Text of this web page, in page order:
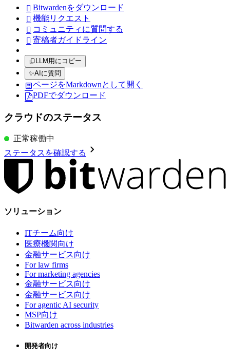
 Bitwardenをダウンロード
 機能リクエスト
 コミュニティに質問する
 寄稿者ガイドライン
LLM用にコピー
✨AIに質問
ページをMarkdownとして開く
PDFでダウンロード
クラウドのステータス
正常稼働中
ステータスを確認する
ソリューション
ITチーム向け
医療機関向け
金融サービス向け
For law firms
For marketing agencies
金融サービス向け
金融サービス向け
For agentic AI security
MSP向け
Bitwarden across industries
開発者向け